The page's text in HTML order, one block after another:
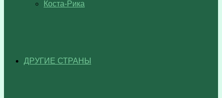
Коста-Рика
ДРУГИЕ СТРАНЫ